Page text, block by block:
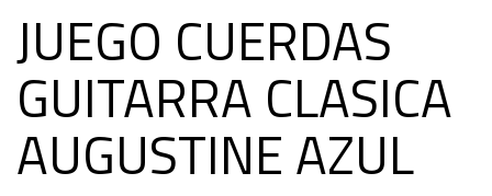
JUEGO CUERDAS
GUITARRA CLASICA
AUGUSTINE AZUL